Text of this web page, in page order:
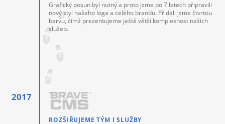
Grafický posun byl nutný a proto jsme po 7 letech připravili
nový styl našeho loga a celého brandu. Přidali jsme čtvrtou
barvu, čímž prezentujeme ještě větší komplexnost našich
služeb.
ROZŠIŘUJEME TÝM I SLUŽBY